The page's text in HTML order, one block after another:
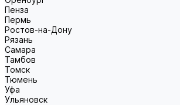
Пенза
Пермь
Ростов-на-Дону
Рязань
Самара
Тамбов
Томск
Тюмень
Уфа
Ульяновск